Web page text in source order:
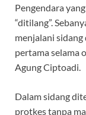
Pengendara
“ditilang”.
menjalani sidang
pertama selama
Agung Ciptoadi.
Dalam sidang
protkes tanpa